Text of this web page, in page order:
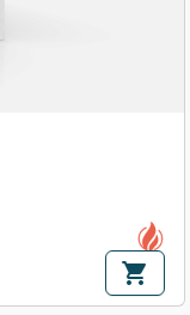
shopping_cart